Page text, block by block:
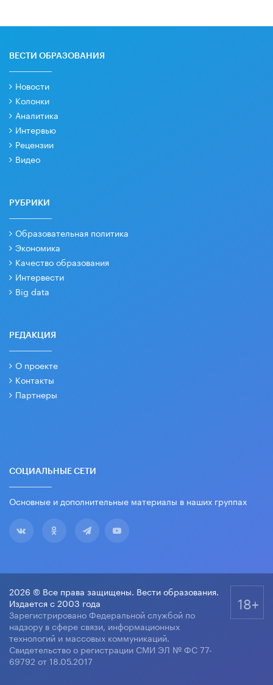
ВЕСТИ ОБРАЗОВАНИЯ
Новости
Колонки
Аналитика
Интервью
Рецензии
Видео
РУБРИКИ
Образовательная политика
Экономика
Качество образования
Интервести
Big data
РЕДАКЦИЯ
О проекте
Контакты
Партнеры
СОЦИАЛЬНЫЕ СЕТИ
Основные и дополнительные материалы в наших группах
2026 © Все права защищены. Вести образования.
Издается с 2003 года
Зарегистрировано Федеральной службой по
надзору в сфере связи, информационных
технологий и массовых коммуникаций.
Свидетельство о регистрации СМИ ЭЛ № ФС 77-
69792 от 18.05.2017
18+